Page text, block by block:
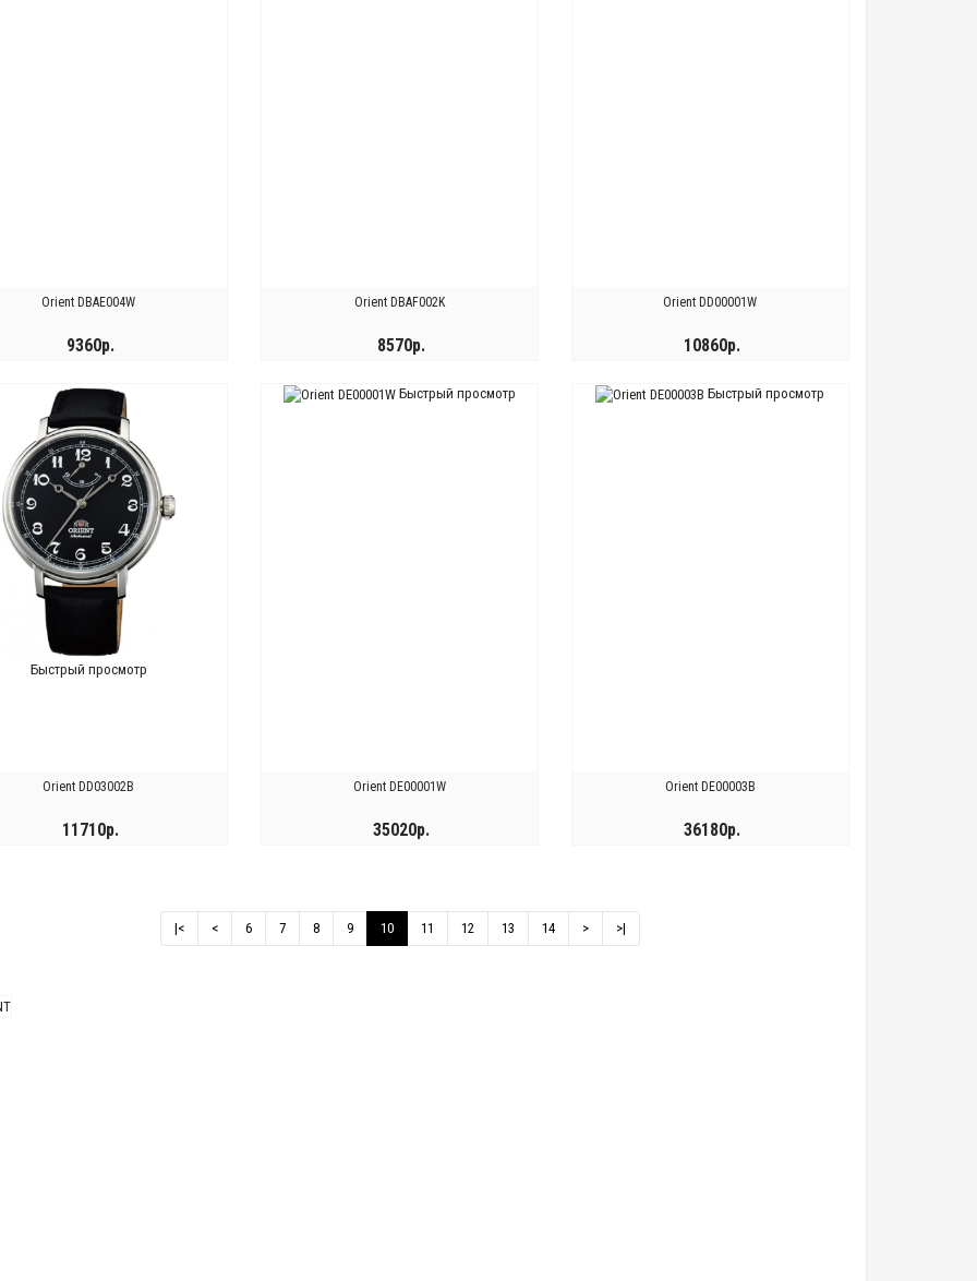
Orient DBAE004W
9360р.
Orient DBAF002K
8570р.
КУПИТЬ
Orient DD00001W
10860р.
КУПИТЬ
Быстрый просмотр
Orient DD03002B
11710р.
Быстрый просмотр
Orient DE00001W
35020р.
Быстрый просмотр
Orient DE00003B
36180р.
|< < 6 7 8 9 10 11 12 13 14 > >|